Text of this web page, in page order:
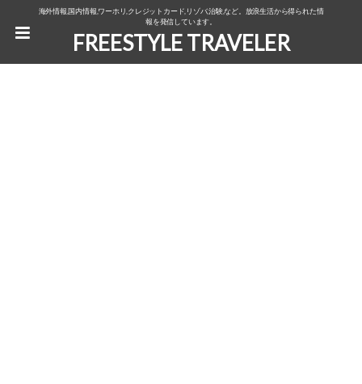
海外情報,国内情報,ワーホリ,クレジットカード,リゾバ,治験,など。放浪生活から得られた情
報を発信しています。
FREESTYLE TRAVELER